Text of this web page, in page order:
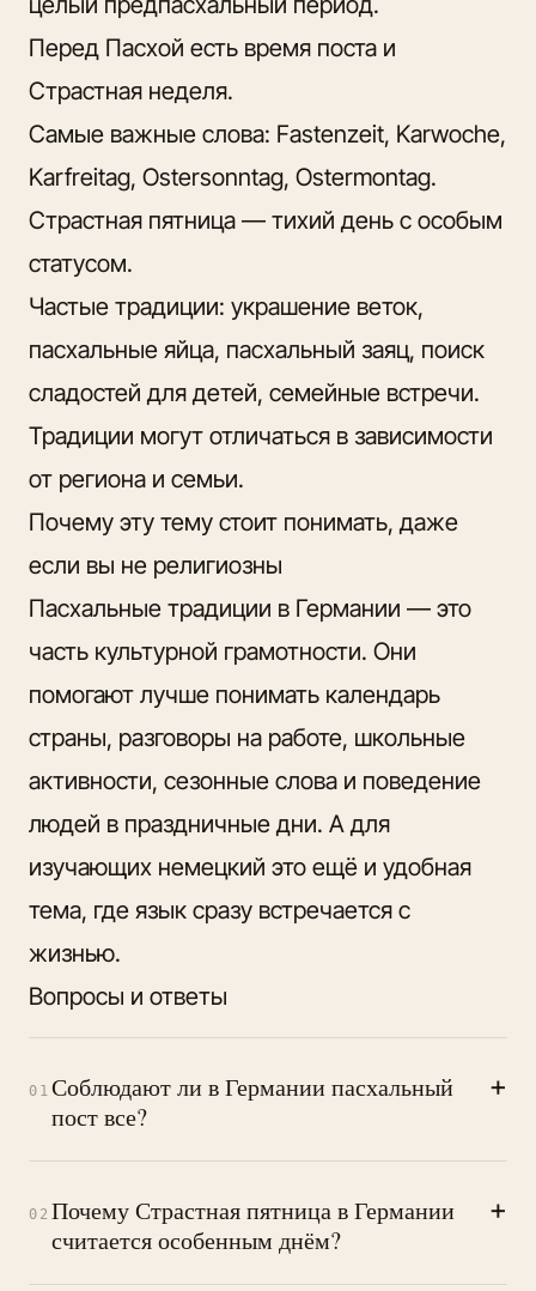
Перед Пасхой есть время поста и
Страстная неделя.
Самые важные слова: Fastenzeit, Karwoche,
Karfreitag, Ostersonntag, Ostermontag.
Страстная пятница — тихий день с особым
статусом.
Частые традиции: украшение веток,
пасхальные яйца, пасхальный заяц, поиск
сладостей для детей, семейные встречи.
Традиции могут отличаться в зависимости
от региона и семьи.
Почему эту тему стоит понимать, даже
если вы не религиозны
Пасхальные традиции в Германии — это
часть культурной грамотности. Они
помогают лучше понимать календарь
страны, разговоры на работе, школьные
активности, сезонные слова и поведение
людей в праздничные дни. А для
изучающих немецкий это ещё и удобная
тема, где язык сразу встречается с
жизнью.
Вопросы и ответы
01 Соблюдают ли в Германии пасхальный
пост все?
+
02 Почему Страстная пятница в Германии
считается особенным днём?
+